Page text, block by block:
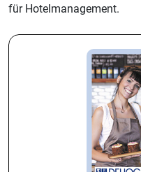
für Hotelmanagement.